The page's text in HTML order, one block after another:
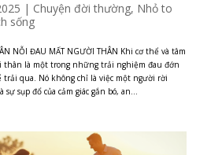
| Chuyện đời thường, Nhỏ to
sống
NỖI ĐAU MẤT NGƯỜI THÂN Khi cơ thể và tâm
thân là một trong những trải nghiệm đau đớn
trải qua. Nó không chỉ là việc một người rời
sự sụp đổ của cảm giác gắn bó, an...